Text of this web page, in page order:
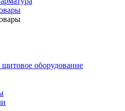
оборудование